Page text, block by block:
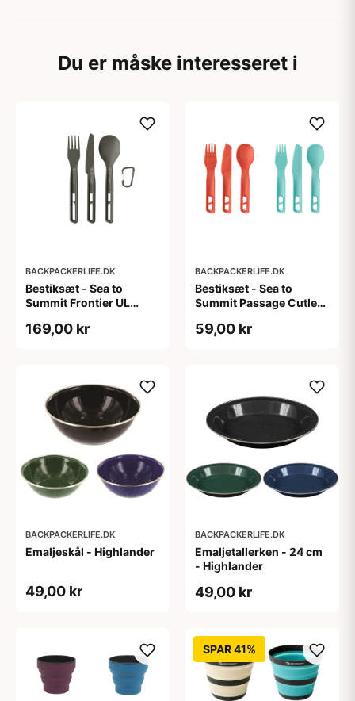
Du er måske interesseret i
BACKPACKERLIFE.DK
Bestiksæt - Sea to
Summit Frontier UL
stk
169,00 kr
BACKPACKERLIFE.DK
Bestiksæt - Sea to
Summit Passage Cutlery
59,00 kr
BACKPACKERLIFE.DK
Emaljeskål - Highlander
49,00 kr
BACKPACKERLIFE.DK
Emaljetallerken - 24 cm
- Highlander
49,00 kr
SPAR 41%